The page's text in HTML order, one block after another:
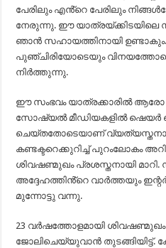
പേരിലും എൻ്റെ പേരിലും
നേരുന്നു. ഈ യാത്രയ്ക്കിടയിലെ
ഞാൻ സഹായത്തിനായി
പുഞ്ചിരിയോടെയും
നിർത്തുന്നു.
ഈ സംഭവം യാത്രക്കാരിൽ
സോഷ്യൽ മീഡിയകളിൽ
ചെയ്തതോടെയാണ്
കണ്ടക്ടറെക്കുറിച്ച് പുറംലോകം
ശിവഷണ്മുഖം പ്രശസ്തനായി മാറി.
അദ്ദേഹത്തിൻ്റെ വാർത്തയും
മുന്നോട്ടു വന്നു.
23 വർഷത്തോളമായി ശിവഷണ്മുഖം
ജോലിചെയ്യുവാൻ തുടങ്ങിയിട്ട്.